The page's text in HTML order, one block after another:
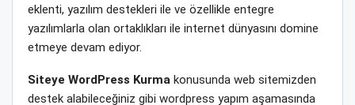
eklenti, yazılım destekleri ile ve özellikle entegre
yazılımlarla olan ortaklıkları ile internet dünyasını domine
etmeye devam ediyor.
Siteye WordPress Kurma konusunda web sitemizden
destek alabileceğiniz gibi wordpress yapım aşamasında